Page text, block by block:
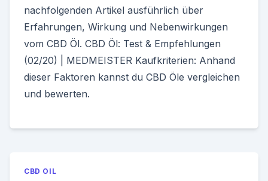
nachfolgenden Artikel ausführlich über
Erfahrungen, Wirkung und Nebenwirkungen
vom CBD Öl. CBD Öl: Test & Empfehlungen
(02/20) | MEDMEISTER Kaufkriterien: Anhand
dieser Faktoren kannst du CBD Öle vergleichen
und bewerten.
CBD OIL